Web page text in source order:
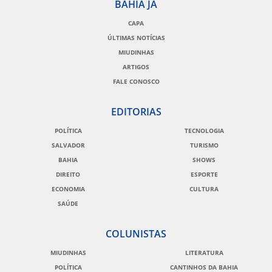
BAHIA JÁ
CAPA
ÚLTIMAS NOTÍCIAS
MIUDINHAS
ARTIGOS
FALE CONOSCO
EDITORIAS
POLÍTICA
SALVADOR
BAHIA
DIREITO
ECONOMIA
SAÚDE
TECNOLOGIA
TURISMO
SHOWS
ESPORTE
CULTURA
COLUNISTAS
MIUDINHAS
POLÍTICA
LITERATURA
CANTINHOS DA BAHIA